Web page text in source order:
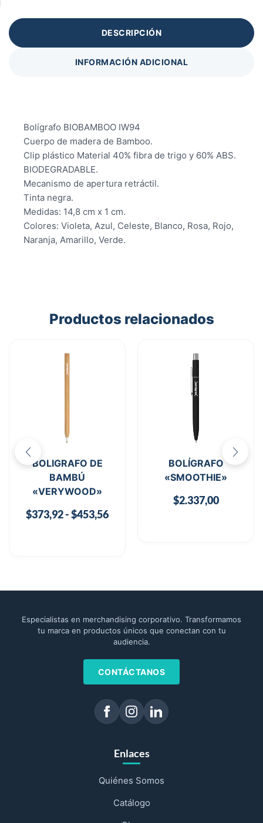
DESCRIPCIÓN
INFORMACIÓN ADICIONAL
Bolígrafo BIOBAMBOO IW94
Cuerpo de madera de Bamboo.
Clip plástico Material 40% fibra de trigo y 60% ABS.
BIODEGRADABLE.
Mecanismo de apertura retráctil.
Tinta negra.
Medidas: 14,8 cm x 1 cm.
Colores: Violeta, Azul, Celeste, Blanco, Rosa, Rojo,
Naranja, Amarillo, Verde.
Productos relacionados
BOLIGRAFO DE
BAMBÚ
«VERYWOOD»
$373,92-$453,56
BOLÍGRAFO
«SMOOTHIE»
$2.337,00
Especialistas en merchandising corporativo. Transformamos
tu marca en productos únicos que conectan con tu
audiencia.
CONTÁCTANOS
Enlaces
Quiénes Somos
Catálogo